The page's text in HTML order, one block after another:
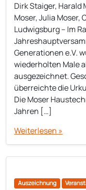
Dirk Staiger, Harald
Moser, Julia Moser,
Ludwigsburg – Im
Generationen e.V.
wiederholten Male
ausgezeichnet.
überreichte die
Die Moser
Jahren […]
Weiterlesen »
Auszeichnung